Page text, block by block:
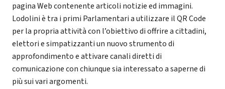
pagina Web contenente articoli notizie ed immagini.
Lodolini è tra i primi Parlamentari a utilizzare il QR Code
per la propria attività con l’obiettivo di offrire a cittadini,
elettori e simpatizzanti un nuovo strumento di
approfondimento e attivare canali diretti di
comunicazione con chiunque sia interessato a saperne di
più sui vari argomenti.